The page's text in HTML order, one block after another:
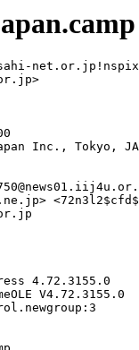
Inc., Tokyo,
4.72.3155.0
V4.72.3155.0